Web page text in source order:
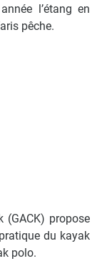
l’étang en
pêche.
(GACK) propose
du kayak
polo.